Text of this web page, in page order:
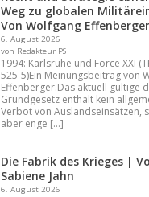
Weg zu globalen
Von Wolfgang Effenberger
6. August 2026
von Redakteur PS
1994: Karlsruhe und Force XXI
525-5)Ein Meinungsbeitrag von
Effenberger.Das aktuell gültige
Grundgesetz enthält kein
Verbot von Auslandseinsätzen,
aber enge […]
Die Fabrik des Krieges |
Sabiene Jahn
6. August 2026